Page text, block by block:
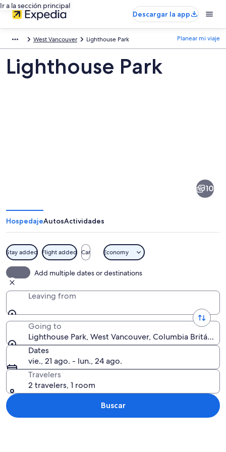
Ir a la sección principal
Descargar la app
West Vancouver Lighthouse Park Planear mi viaje
Lighthouse Park
10
HospedajeAutosActividades
Stay added Flight added Car Economy
Add multiple dates or destinations
Leaving from
Going to
Lighthouse Park, West Vancouver, Columbia Británica,
Dates
vie., 21 ago. - lun., 24 ago.
Travelers
2 travelers, 1 room
Buscar